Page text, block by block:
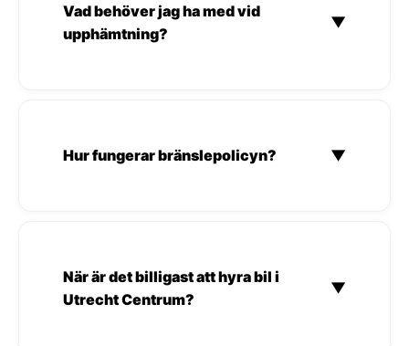
Vad behöver jag ha med vid
upphämtning?
▼
Hur fungerar bränslepolicyn? ▼
När är det billigast att hyra bil i
Utrecht Centrum?
▼